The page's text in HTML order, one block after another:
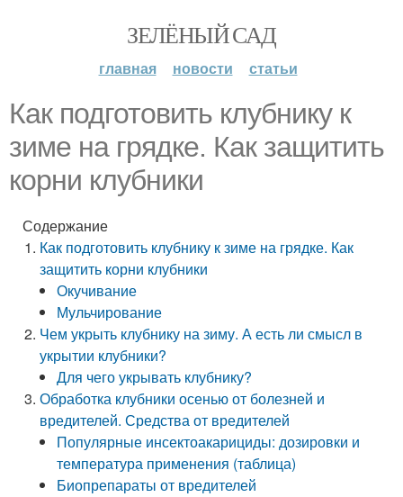
ЗЕЛЁНЫЙ САД
главная новости статьи
Как подготовить клубнику к
зиме на грядке. Как защитить
корни клубники
Содержание
Как подготовить клубнику к зиме на грядке. Как
защитить корни клубники
Окучивание
Мульчирование
Чем укрыть клубнику на зиму. А есть ли смысл в
укрытии клубники?
Для чего укрывать клубнику?
Обработка клубники осенью от болезней и
вредителей. Средства от вредителей
Популярные инсектоакарициды: дозировки и
температура применения (таблица)
Биопрепараты от вредителей